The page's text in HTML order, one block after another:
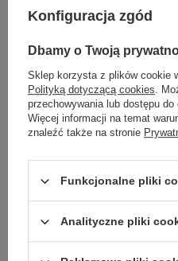
beżowy
One size
Zobacz
ZALOGUJ SIĘ
Masz pytanie? Chętnie
Konfiguracja zgód
Dbamy o Twoją
Sklep korzysta z plików cookie
Polityką dotyczącą cookies.
przechowywania lub dostępu
Więcej informacji na temat
znaleźć także na stronie
Funkcjonalne pliki
Analityczne pliki